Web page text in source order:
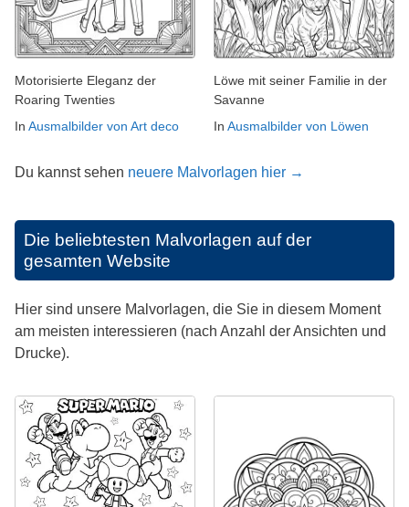
Motorisierte Eleganz der
Roaring Twenties
In Ausmalbilder von Art deco
Löwe mit seiner Familie in der
Savanne
In Ausmalbilder von Löwen
Du kannst sehen neuere Malvorlagen hier →
Die beliebtesten Malvorlagen auf der
gesamten Website
Hier sind unsere Malvorlagen, die Sie in diesem Moment
am meisten interessieren (nach Anzahl der Ansichten und
Drucke).